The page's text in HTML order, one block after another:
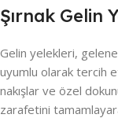
Şırnak Gelin
Gelin yelekleri,
uyumlu olarak tercih
nakışlar ve özel
zarafetini